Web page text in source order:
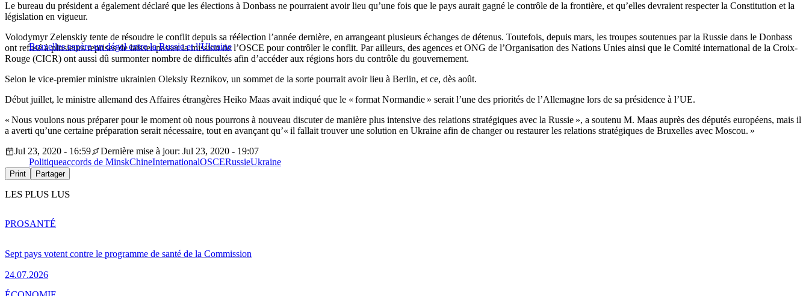
Le bureau du président a également déclaré que les élections à Donbass ne pourraient avoir lieu qu’une fois que le pays aurait gagné le contrôle de la frontière, et qu’elles devraient respecter la Constitution et la
législation en vigueur.
Bruxelles espère un dégel entre la Russie et l’Ukraine
Volodymyr Zelenskiy tente de résoudre le conflit depuis sa réélection l’année dernière, en arrangeant plusieurs échanges de détenus. Toutefois, depuis mars, les troupes soutenues par la Russie dans le Donbass
ont refusé à plusieurs reprises de laisser passer la mission de l’OSCE pour contrôler le conflit. Par ailleurs, des agences et ONG de l’Organisation des Nations Unies ainsi que le Comité international de la Croix-
Rouge (CICR) ont aussi dû surmonter nombre de difficultés afin d’accéder aux régions hors du contrôle du gouvernement.
Selon le vice-premier ministre ukrainien Oleksiy Reznikov, un sommet de la sorte pourrait avoir lieu à Berlin, et ce, dès août.
Début juillet, le ministre allemand des Affaires étrangères Heiko Maas avait indiqué que le « format Normandie » serait l’une des priorités de l’Allemagne lors de sa présidence à l’UE.
« Nous voulons nous préparer pour le moment où nous pourrons à nouveau discuter de manière plus intensive des relations stratégiques avec la Russie », a soutenu M. Maas auprès des députés européens, mais il
a averti qu’une certaine préparation serait nécessaire, tout en avançant qu’« il fallait trouver une solution en Ukraine afin de changer ou restaurer les relations stratégiques de Bruxelles avec Moscou. »
Jul 23, 2020 - 16:59
Dernière mise à jour: Jul 23, 2020 - 19:07
Politiqueaccords de MinskChineInternationalOSCERussieUkraine
Print Partager
LES PLUS LUS
Sept pays votent contre le programme de santé de la Commission
24.07.2026
PROSANTÉ